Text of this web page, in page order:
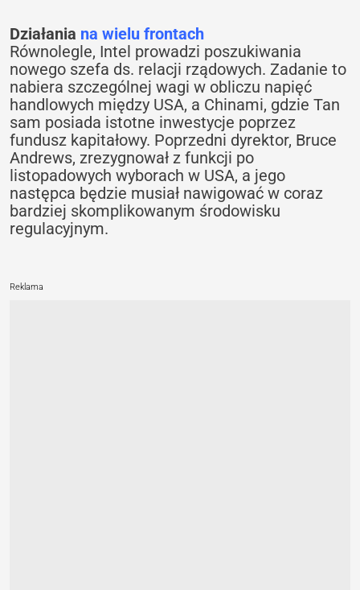
Działania na wielu frontach
Równolegle, Intel prowadzi poszukiwania
nowego szefa ds. relacji rządowych. Zadanie to
nabiera szczególnej wagi w obliczu napięć
handlowych między USA, a Chinami, gdzie Tan
sam posiada istotne inwestycje poprzez
fundusz kapitałowy. Poprzedni dyrektor, Bruce
Andrews, zrezygnował z funkcji po
listopadowych wyborach w USA, a jego
następca będzie musiał nawigować w coraz
bardziej skomplikowanym środowisku
regulacyjnym.
Reklama